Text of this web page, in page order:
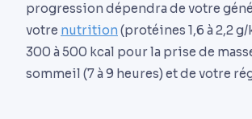
progression dépendra de votre
votre nutrition (protéines 1,6 à 2,2
300 à 500 kcal pour la prise de
sommeil (7 à 9 heures) et de votre